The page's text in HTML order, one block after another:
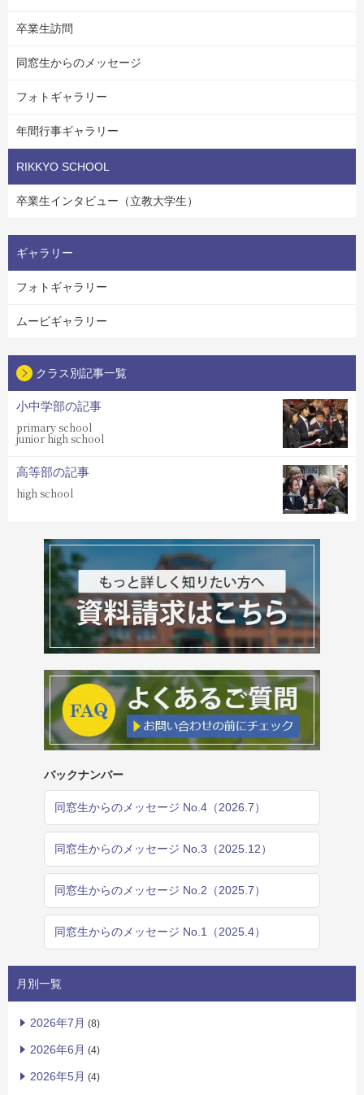
卒業生訪問
同窓生からのメッセージ
フォトギャラリー
年間行事ギャラリー
RIKKYO SCHOOL
卒業生インタビュー（立教大学生）
ギャラリー
フォトギャラリー
ムービギャラリー
クラス別記事一覧
小中学部の記事
primary school
junior high school
高等部の記事
high school
バックナンバー
同窓生からのメッセージ No.4（2026.7）
同窓生からのメッセージ No.3（2025.12）
同窓生からのメッセージ No.2（2025.7）
同窓生からのメッセージ No.1（2025.4）
月別一覧
2026年7月 (8)
2026年6月 (4)
2026年5月 (4)